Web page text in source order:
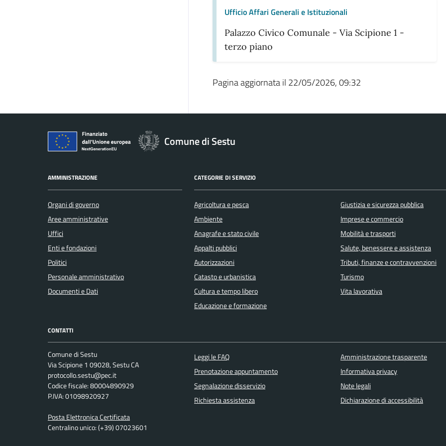
Ufficio Affari Generali e Istituzionali
Palazzo Civico Comunale - Via Scipione 1 -
terzo piano
Pagina aggiornata il 22/05/2026, 09:32
Comune di Sestu
AMMINISTRAZIONE
Organi di governo
Aree amministrative
Uffici
Enti e fondazioni
Politici
Personale amministrativo
Documenti e Dati
CATEGORIE DI SERVIZIO
Agricoltura e pesca
Ambiente
Anagrafe e stato civile
Appalti pubblici
Autorizzazioni
Catasto e urbanistica
Cultura e tempo libero
Educazione e formazione
Giustizia e sicurezza pubblica
Imprese e commercio
Mobilità e trasporti
Salute, benessere e assistenza
Tributi, finanze e contravvenzioni
Turismo
Vita lavorativa
CONTATTI
Comune di Sestu
Via Scipione 1 09028, Sestu CA
protocollo.sestu@pec.it
Codice fiscale: 80004890929
P.IVA: 01098920927
Posta Elettronica Certificata
Centralino unico: (+39) 07023601
Leggi le FAQ
Prenotazione appuntamento
Segnalazione disservizio
Richiesta assistenza
Amministrazione trasparente
Informativa privacy
Note legali
Dichiarazione di accessibilità